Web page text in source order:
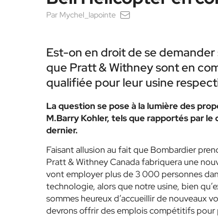
Par Mychel_lapointe
Est-on en droit de se
que Pratt & Withney sont en
qualifiée pour leur usine
La question se pose à la lumière des
M.Barry Kohler, tels que rapportés par
dernier.
Faisant allusion au fait que Bombardier
Pratt & Withney Canada fabriquera une
vont employer plus de 3 000 personnes
technologie, alors que notre usine, bien
sommes heureux d’accueillir de nouveaux
devrons offrir des emplois compétitifs pour